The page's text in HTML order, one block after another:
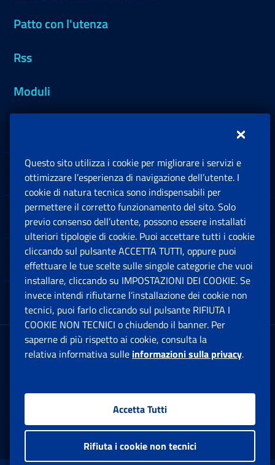
Patto con l'utenza
Rss
Moduli
Sedi e Contatti
Software
Note Legali
App mobile
Sede Legale : Via Ciro il Grande, 21
00144 Roma
Facebook: Apre una nuova finestra
Twitter: Apre una nuova finestra
Whatsapp: Apre una nuova
Youtube: Apre una
Instagram:
Questo sito utilizza i cookie per migliorare i servizi e
ottimizzare l’esperienza di navigazione dell’utente. I
cookie di natura tecnica sono indispensabili per
permettere il corretto funzionamento del sito. Solo
previo consenso dell’utente, possono essere installati
ulteriori tipologie di cookie. Puoi accettare tutti i cookie
cliccando sul pulsante ACCETTA TUTTI, oppure puoi
effettuare le tue scelte sulle singole categorie che vuoi
installare, cliccando su IMPOSTAZIONI DEI COOKIE. Se
invece intendi rifiutarne l’installazione dei cookie non
tecnici, puoi farlo cliccando sul pulsante RIFIUTA I
COOKIE NON TECNICI o chiudendo il banner. Per
saperne di più rispetto ai cookie, consulta la
relativa informativa sulle informazioni sulla privacy.
Accetta Tutti
Rifiuta i cookie non tecnici